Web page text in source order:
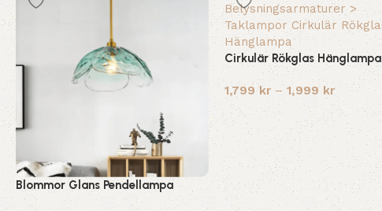
Blommor Glans Pendellampa
Cirkulär Rökglas Hänglampa
1,799 kr – 1,999 kr